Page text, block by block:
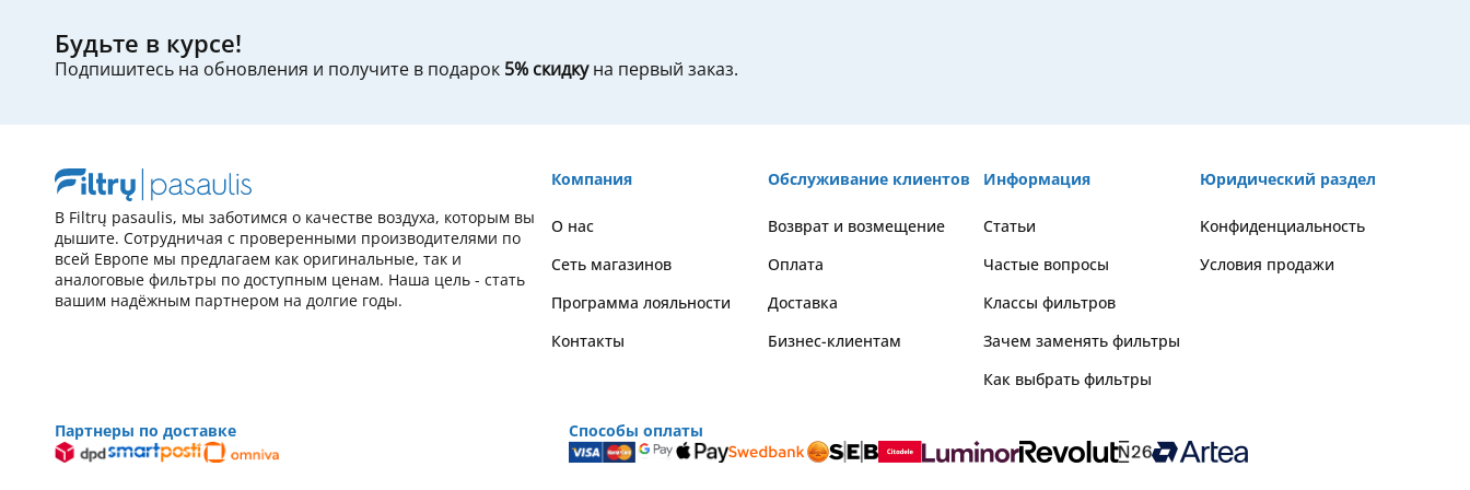
Будьте в курсе!
Подпишитесь на обновления и получите в подарок 5% скидкуна первый заказ.
В Filtrų pasaulis, мы заботимся о качестве воздуха, которым вы
дышите. Сотрудничая с проверенными производителями по
всей Европе мы предлагаем как оригинальные, так и
аналоговые фильтры по доступным ценам. Наша цель - стать
вашим надёжным партнером на долгие годы.
Компания
О нас
Сеть магазинов
Программа лояльности
Контакты
Обслуживание клиентов
Возврат и возмещение
Оплата
Доставка
Бизнес-клиентам
Информация
Статьи
Частые вопросы
Классы фильтров
Зачем заменять фильтры
Как выбрать фильтры
Юридический раздел
Kонфиденциальность
Условия продажи
Партнеры по доставке Способы оплаты